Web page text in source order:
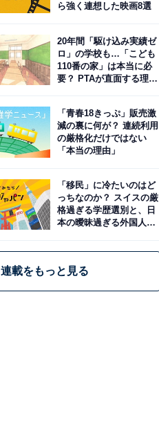
ら強く連想した映画8選
20年間「駆け込み実績ゼ
ロ」の学校も…「こども
110番の家」は本当に必
要？ PTAが直面する理想
「青春18きっぷ」販売激
減の裏に何が？ 連続利用
の厳格化だけではない
「本当の理由」
「移民」に冷たいのはど
っちなのか？ スイスの厳
格過ぎる学歴選別と、日
本の曖昧過ぎる外国人政
連載をもっと見る